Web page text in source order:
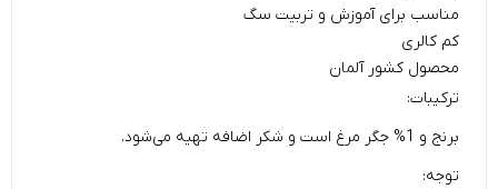
مناسب برای آموزش و تربیت سگ
کم کالری
محصول کشور آلمان
ترکیبات:
برنج و 1% جگر مرغ است و شکر اضافه تهیه می‌شود.
توجه: